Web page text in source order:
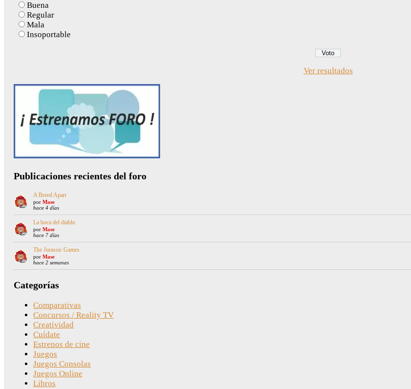
Buena
Regular
Mala
Insoportable
Ver resultados
Publicaciones recientes del foro
A Breed Apart
por Mase
hace 4 días
La boca del diablo
por Mase
hace 7 días
The Jurassic Games
por Mase
hace 2 semanas
Categorías
Comparativas
Concursos / Reality TV
Creatividad
Cuídate
Estrenos de cine
Juegos
Juegos Consolas
Juegos Online
Libros